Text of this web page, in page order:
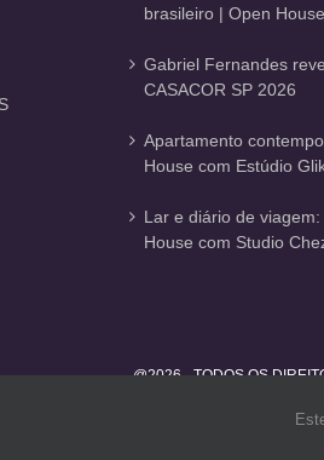
brasileiro | Open
Gabriel Fernandes
CASACOR SP 2026
Apartamento
House com Estúdio
Lar e diário de
House com Studio
@2026 - TODOS OS